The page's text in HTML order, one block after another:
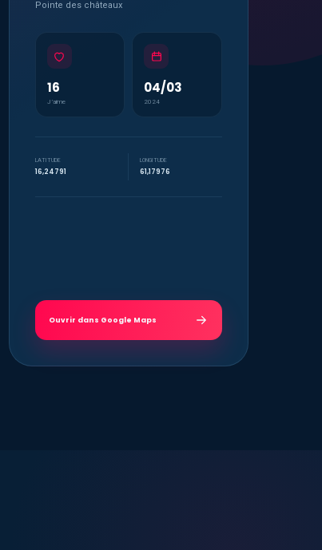
Pointe des châteaux
16
J’aime
04/03
2024
LATITUDE
16,24791
LONGITUDE
61,17976
Ouvrir dans Google Maps